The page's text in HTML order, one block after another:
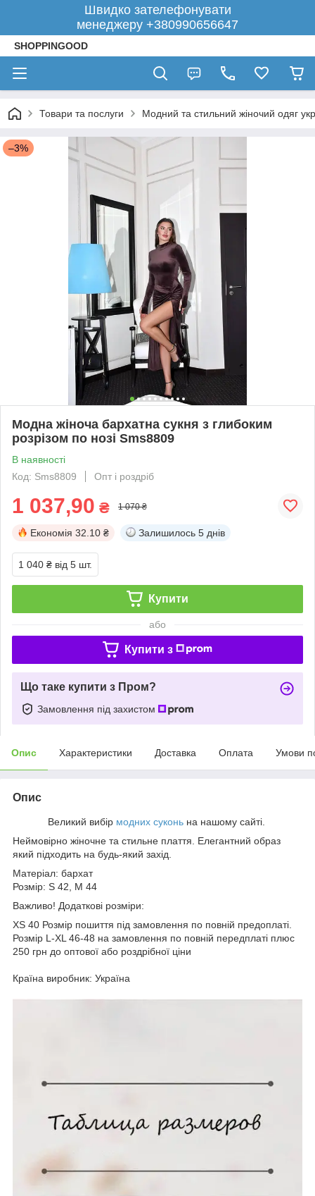
Швидко зателефонувати
менеджеру +380990656647
SHOPPINGOOD
Товари та послуги Модний та стильний жіночий одяг
–3%
Модна жіноча бархатна сукня з глибоким
розрізом по нозі Sms8809
В наявності
Код: Sms8809
Опт і роздріб
1 037,90 ₴ 1 070 ₴
Економія 32.10 ₴ Залишилось 5 днів
1 040 ₴ від 5 шт.
Купити
або
Купити з
Що таке купити з Пром?
Замовлення під захистом
Опис Характеристики Доставка Оплата Умови
Опис
Великий вибір модних суконьна нашому сайті.
Неймовірно жіночне та стильне плаття. Елегантний образ
який підходить на будь-який захід.
Матеріал: бархат
Розмір: S 42, M 44
Важливо! Додаткові розміри:
XS 40 Розмір пошиття під замовлення по повній предоплаті.
Розмір L-XL 46-48 на замовлення по повній передплаті плюс
250 грн до оптової або роздрібної ціни
Країна виробник: Україна